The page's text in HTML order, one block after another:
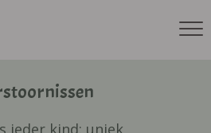
ieder kind: uniek